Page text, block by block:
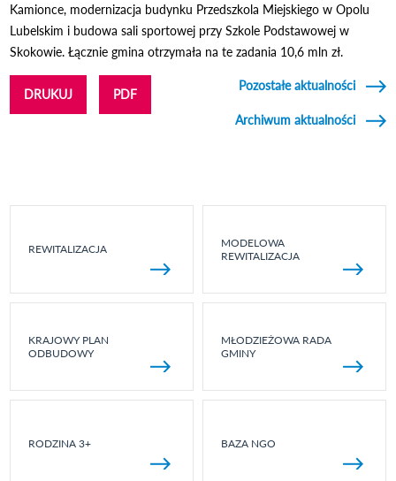
Kamionce, modernizacja budynku Przedszkola Miejskiego w Opolu
Lubelskim i budowa sali sportowej przy Szkole Podstawowej w
Skokowie. Łącznie gmina otrzymała na te zadania 10,6 mln zł.
DRUKUJ PDF
Pozostałe aktualności
Archiwum aktualności
REWITALIZACJA
MODELOWA
REWITALIZACJA
KRAJOWY PLAN
ODBUDOWY
MŁODZIEŻOWA RADA
GMINY
RODZINA 3+ BAZA NGO